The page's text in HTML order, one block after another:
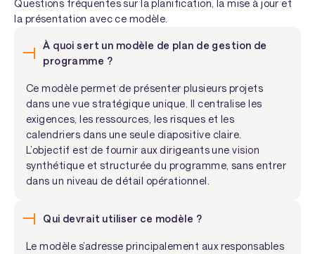
Questions fréquentes sur la planification, la mise à jour et
la présentation avec ce modèle.
À quoi sert un modèle de plan de gestion de
programme ?
Ce modèle permet de présenter plusieurs projets
dans une vue stratégique unique. Il centralise les
exigences, les ressources, les risques et les
calendriers dans une seule diapositive claire.
L’objectif est de fournir aux dirigeants une vision
synthétique et structurée du programme, sans entrer
dans un niveau de détail opérationnel.
Qui devrait utiliser ce modèle ?
Le modèle s’adresse principalement aux responsables